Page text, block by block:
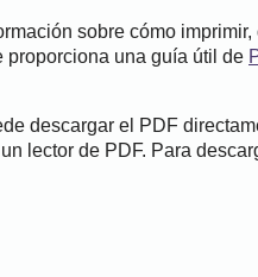
sobre cómo
proporciona una guía útil de
descargar el PDF
lector de PDF. Para